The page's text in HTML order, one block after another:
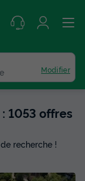
Modifier
: 1053 offres
recherche !